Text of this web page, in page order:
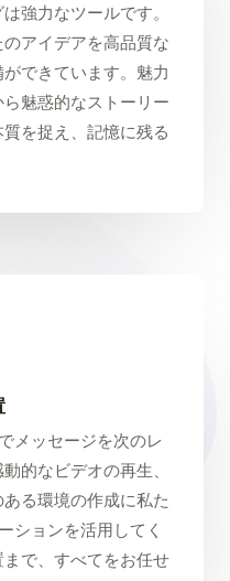
強力なツールです。
アイデアを高品質な
できています。魅力
魅惑的なストーリー
を捉え、記憶に残る
メッセージを次のレ
的なビデオの再生、
る環境の作成に私た
ションを活用してく
で、すべてをお任せ